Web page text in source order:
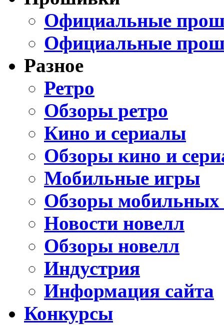
Официальные
Официальные
Разное
Ретро
Обзоры ретро
Кино и сериалы
Обзоры кино и
Мобильные игры
Обзоры мобильных
Новости новелл
Обзоры новелл
Индустрия
Информация сайта
Конкурсы